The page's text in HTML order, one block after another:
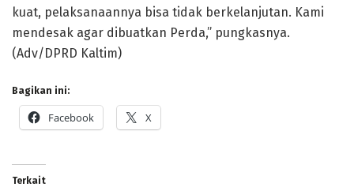
kuat, pelaksanaannya bisa tidak berkelanjutan. Kami
mendesak agar dibuatkan Perda,” pungkasnya.
(Adv/DPRD Kaltim)
Bagikan ini:
Facebook X
Terkait